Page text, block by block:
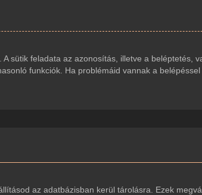
sütik feladata az azonosítás, illetve a beléptetés,
funkciók. Ha problémáid vannak a
az adatbázisban kerül tárolásra. Ezek